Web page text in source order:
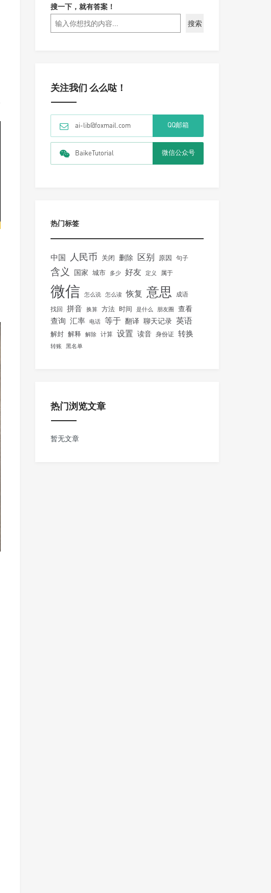
搜一下，就有答案！
搜索
关注我们 么么哒！
ai-lib@foxmail.com QQ邮箱
BaikeTutorial 微信公众号
热门标签
中国 人民币 关闭 删除 区别 原因 句子
含义 国家 城市 多少 好友 定义 属于
微信 怎么说 怎么读 恢复 意思 成语
找回 拼音 换算 方法 时间 是什么 朋友圈 查看
查询 汇率 电话 等于 翻译 聊天记录 英语
解封 解释 解除 计算 设置 读音 身份证 转换
转账 黑名单
热门浏览文章
暂无文章